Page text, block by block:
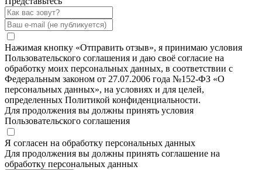
Нажимая кнопку «Отправить отзыв», я принимаю условия
Пользовательского соглашения и даю своё согласие на
обработку моих персональных данных, в соответствии с
Федеральным законом от 27.07.2006 года №152-ФЗ «О
персональных данных», на условиях и для целей,
определенных Политикой конфиденциальности.
Для продолжения вы должны принять условия
Пользовательского соглашения
Я согласен на обработку персональных данных
Для продолжения вы должны принять соглашение на
обработку персональных данных